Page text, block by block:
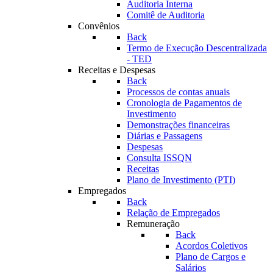
Auditoria Interna
Comitê de Auditoria
Convênios
Back
Termo de Execução Descentralizada
- TED
Receitas e Despesas
Back
Processos de contas anuais
Cronologia de Pagamentos de
Investimento
Demonstrações financeiras
Diárias e Passagens
Despesas
Consulta ISSQN
Receitas
Plano de Investimento (PTI)
Empregados
Back
Relação de Empregados
Remuneração
Back
Acordos Coletivos
Plano de Cargos e
Salários